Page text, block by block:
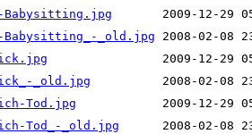
Babysitting.jpg
Babysitting_-_old.jpg
_old.jpg
Tod.jpg
Tod_-_old.jpg